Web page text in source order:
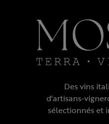
Des vins
d'artisans-
sélectionnés et